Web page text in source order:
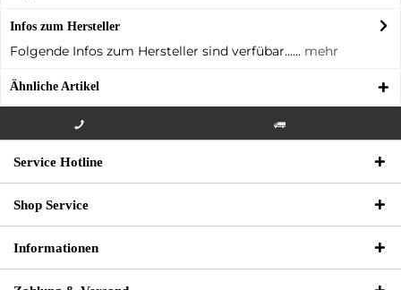
Infos zum Hersteller
Folgende Infos zum Hersteller sind verfübar...... mehr
Ähnliche Artikel
000
Service Hotline
Shop Service
Informationen